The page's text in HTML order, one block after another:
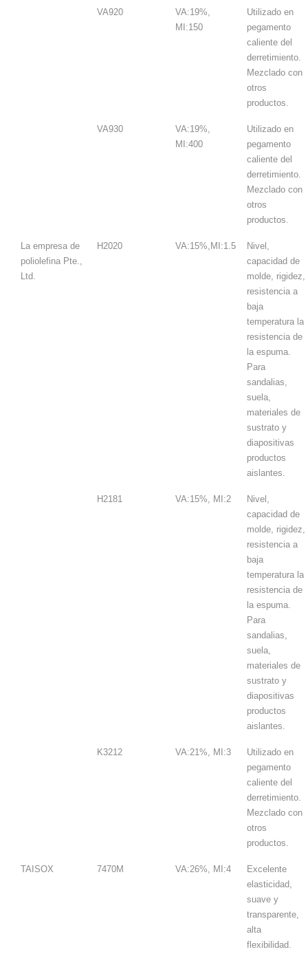
VA920
VA:19%,
MI:150
Utilizado en
pegamento
caliente del
derretimiento.
Mezclado con
otros
productos.
VA930
VA:19%,
MI:400
Utilizado en
pegamento
caliente del
derretimiento.
Mezclado con
otros
productos.
La empresa de
poliolefina Pte.,
Ltd.
H2020 VA:15%,MI:1.5
Nivel,
capacidad de
molde, rigidez,
resistencia a
baja
temperatura la
resistencia de
la espuma.
Para
sandalias,
suela,
materiales de
sustrato y
diapositivas
productos
aislantes.
H2181 VA:15%, MI:2
Nivel,
capacidad de
molde, rigidez,
resistencia a
baja
temperatura la
resistencia de
la espuma.
Para
sandalias,
suela,
materiales de
sustrato y
diapositivas
productos
aislantes.
K3212 VA:21%, MI:3
Utilizado en
pegamento
caliente del
derretimiento.
Mezclado con
otros
productos.
TAISOX 7470M VA:26%, MI:4
Excelente
elasticidad,
suave y
transparente,
alta
flexibilidad.